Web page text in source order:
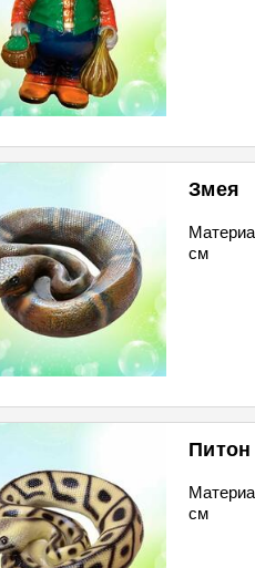
Змея
см
Питон
см